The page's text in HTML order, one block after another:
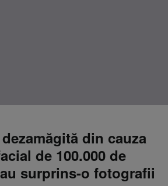
din cauza
de 100.000 de
surprins-o fotografii